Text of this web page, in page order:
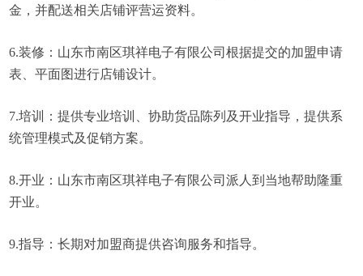
金，并配送相关店铺评营运资料。
6.装修：山东市南区琪祥电子有限公司根据提交的加盟申请
表、平面图进行店铺设计。
7.培训：提供专业培训、协助货品陈列及开业指导，提供系
统管理模式及促销方案。
8.开业：山东市南区琪祥电子有限公司派人到当地帮助隆重
开业。
9.指导：长期对加盟商提供咨询服务和指导。